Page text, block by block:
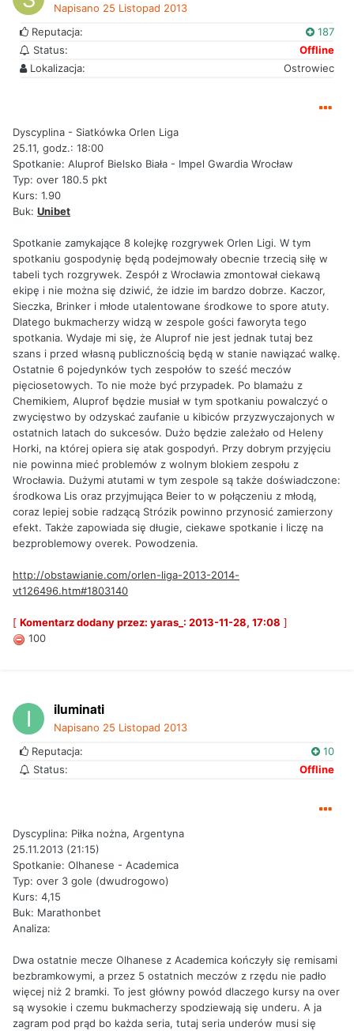
Napisano 25 Listopad 2013
Reputacja:
187
Status:
Offline
Lokalizacja:
Ostrowiec
Dyscyplina - Siatkówka Orlen Liga
25.11, godz.: 18:00
Spotkanie: Aluprof Bielsko Biała - Impel Gwardia Wrocław
Typ: over 180.5 pkt
Kurs: 1.90
Buk: Unibet
Spotkanie zamykające 8 kolejkę rozgrywek Orlen Ligi. W tym
spotkaniu gospodynię będą podejmowały obecnie trzecią siłę w
tabeli tych rozgrywek. Zespół z Wrocławia zmontował ciekawą
ekipę i nie można się dziwić, że idzie im bardzo dobrze. Kaczor,
Sieczka, Brinker i młode utalentowane środkowe to spore atuty.
Dlatego bukmacherzy widzą w zespole gości faworyta tego
spotkania. Wydaje mi się, że Aluprof nie jest jednak tutaj bez
szans i przed własną publicznością będą w stanie nawiązać walkę.
Ostatnie 6 pojedynków tych zespołów to sześć meczów
pięciosetowych. To nie może być przypadek. Po blamażu z
Chemikiem, Aluprof będzie musiał w tym spotkaniu powalczyć o
zwycięstwo by odzyskać zaufanie u kibiców przyzwyczajonych w
ostatnich latach do sukcesów. Dużo będzie zależało od Heleny
Horki, na której opiera się atak gospodyń. Przy dobrym przyjęciu
nie powinna mieć problemów z wolnym blokiem zespołu z
Wrocławia. Dużymi atutami w tym zespole są także doświadczone:
środkowa Lis oraz przyjmująca Beier to w połączeniu z młodą,
coraz lepiej sobie radzącą Strózik powinno przynosić zamierzony
efekt. Także zapowiada się długie, ciekawe spotkanie i liczę na
bezproblemowy overek. Powodzenia.
http://obstawianie.com/orlen-liga-2013-2014-
vt126496.htm#1803140
[ Komentarz dodany przez: yaras_: 2013-11-28, 17:08 ]
100
iluminati
Napisano 25 Listopad 2013
Reputacja:
10
Status:
Offline
Dyscyplina: Piłka nożna, Argentyna
25.11.2013 (21:15)
Spotkanie: Olhanese - Academica
Typ: over 3 gole (dwudrogowo)
Kurs: 4,15
Buk: Marathonbet
Analiza:
Dwa ostatnie mecze Olhanese z Academica kończyły się remisami
bezbramkowymi, a przez 5 ostatnich meczów z rzędu nie padło
więcej niż 2 bramki. To jest główny powód dlaczego kursy na over
są wysokie i czemu bukmacherzy spodziewają się underu. A ja
zagram pod prąd bo każda seria, tutaj seria underów musi się